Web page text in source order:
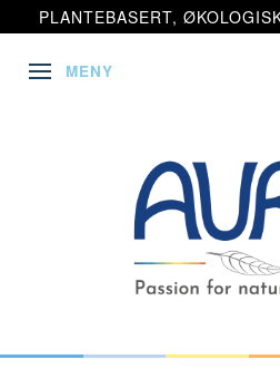
PLANTEBASERT,
VEKSLE NAVIGASJON
MENY